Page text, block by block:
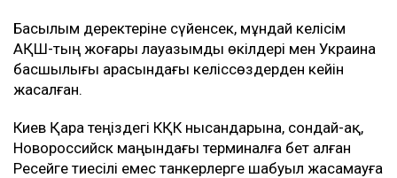
Басылым деректеріне сүйенсек, мұндай келісім
АҚШ-тың жоғары лауазымды өкілдері мен Украина
басшылығы арасындағы келіссөздерден кейін
жасалған.
Киев Қара теңіздегі КҚК нысандарына, сондай-ақ,
Новороссийск маңындағы терминалға бет алған
Ресейге тиесілі емес танкерлерге шабуыл жасамауға